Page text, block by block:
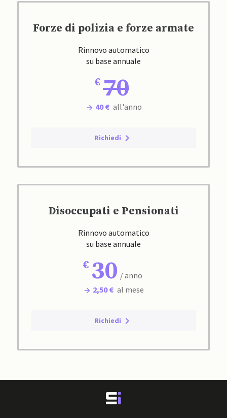
Forze di polizia e forze armate
Rinnovo automatico
su base annuale
70
40 € all'anno
Richiedi
Disoccupati e Pensionati
Rinnovo automatico
su base annuale
30 / anno
2,50 € al mese
Richiedi